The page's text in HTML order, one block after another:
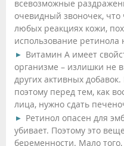
всевозможные
очевидный звоночек,
любых реакциях кожи,
использование ретинола
Витамин А имеет
организме – излишки не
других активных
поэтому перед тем, как
лица, нужно сдать
Ретинол опасен для
убивает. Поэтому это
беременности. Мало